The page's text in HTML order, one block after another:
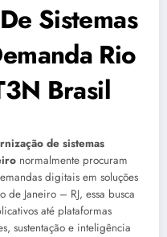
Sistemas
Rio
Brasil
de sistemas
normalmente procuram
digitais em soluções
de Janeiro – RJ, essa busca
até plataformas
sustentação e inteligência